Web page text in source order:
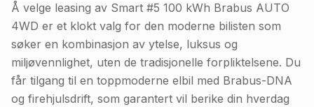
Å velge leasing av Smart #5 100 kWh Brabus AUTO
4WD er et klokt valg for den moderne bilisten som
søker en kombinasjon av ytelse, luksus og
miljøvennlighet, uten de tradisjonelle forpliktelsene. Du
får tilgang til en toppmoderne elbil med Brabus-DNA
og firehjulsdrift, som garantert vil berike din hverdag